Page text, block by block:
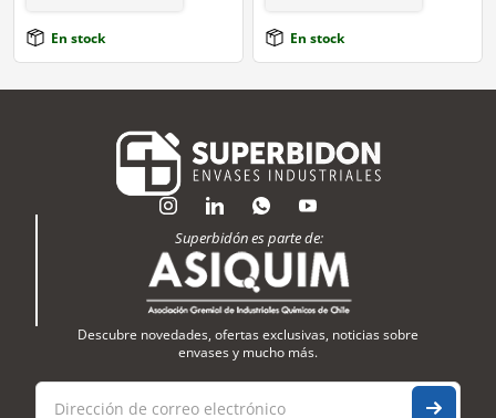
En stock En stock
Superbidón es parte de:
Descubre novedades, ofertas exclusivas, noticias sobre
envases y mucho más.